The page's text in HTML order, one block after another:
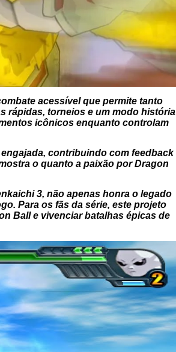
acessível que permite tanto
rápidas, torneios e um modo história
icônicos enquanto controlam
contribuindo com feedback
o quanto a paixão por Dragon
3, não apenas honra o legado
Para os fãs da série, este projeto
Ball e vivenciar batalhas épicas de